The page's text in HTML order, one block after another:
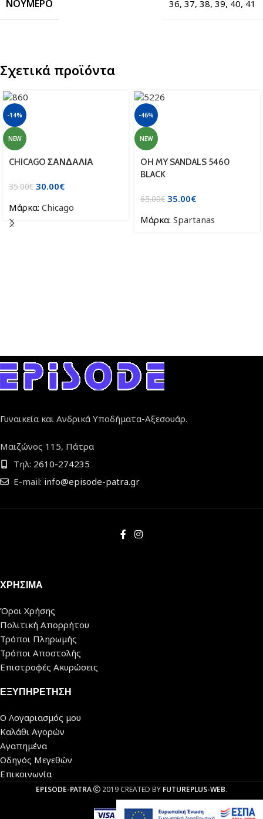
ΝΟΎΜΕΡΟ
36, 37, 38, 39, 40, 41
Σχετικά προϊόντα
-14%
NEW
CHICAGO ΣΑΝΔΑΛΙΑ
35.00€ 30.00€
Μάρκα: Chicago
-46%
NEW
OH MY SANDALS 5460
BLACK
65.00€ 35.00€
Μάρκα: Spartanas
Γυναικεία και Ανδρικά Υποδήματα-Αξεσουάρ.
Μαιζώνος 115, Πάτρα
Τηλ: 2610-274235
E-mail: info@episode-patra.gr
ΧΡΗΣΙΜΑ
Όροι Χρήσης
Πολιτική Απορρήτου
Τρόποι Πληρωμής
Τρόποι Αποστολής
Επιστροφές Ακυρώσεις
ΕΞΥΠΗΡΕΤΗΣΗ
Ο Λογαριασμός μου
Καλάθι Αγορών
Αγαπημένα
Οδηγός Μεγεθών
Επικοινωνία
EPISODE-PATRA 2019 CREATED BY FUTUREPLUS-WEB.